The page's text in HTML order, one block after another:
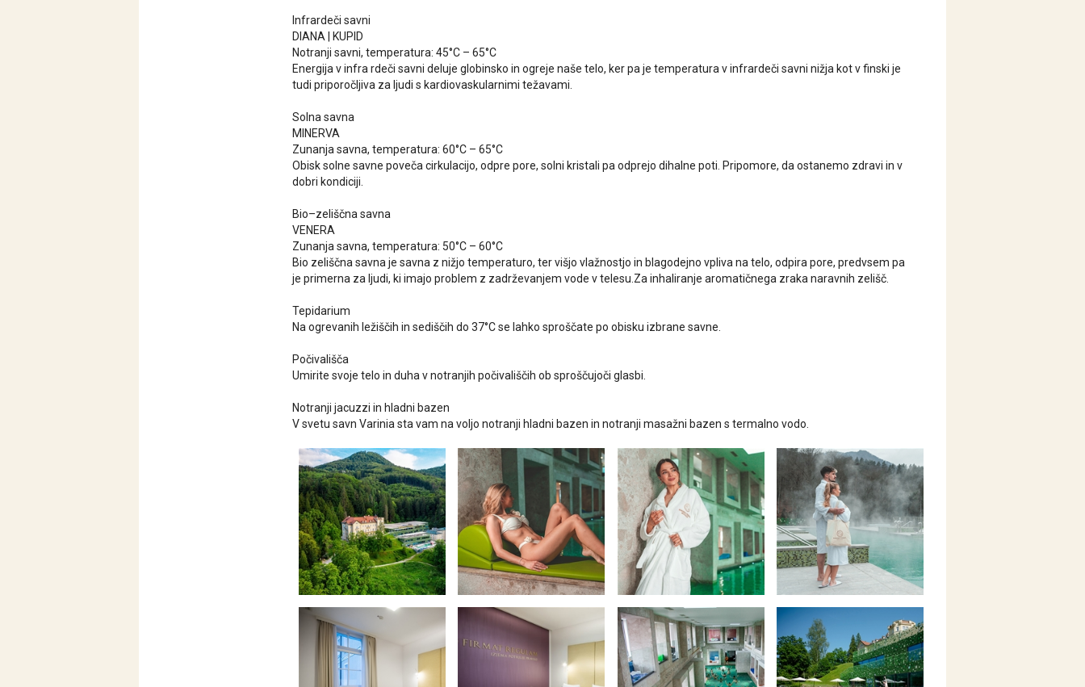
Infrardeči savni
DIANA | KUPID
Notranji savni, temperatura: 45°C – 65°C
Energija v infra rdeči savni deluje globinsko in ogreje naše telo, ker pa je temperatura v infrardeči savni nižja kot v finski je
tudi priporočljiva za ljudi s kardiovaskularnimi težavami.
Solna savna
MINERVA
Zunanja savna, temperatura: 60°C – 65°C
Obisk solne savne poveča cirkulacijo, odpre pore, solni kristali pa odprejo dihalne poti. Pripomore, da ostanemo zdravi in v
dobri kondiciji.
Bio–zeliščna savna
VENERA
Zunanja savna, temperatura: 50°C – 60°C
Bio zeliščna savna je savna z nižjo temperaturo, ter višjo vlažnostjo in blagodejno vpliva na telo, odpira pore, predvsem pa
je primerna za ljudi, ki imajo problem z zadrževanjem vode v telesu.Za inhaliranje aromatičnega zraka naravnih zelišč.
Tepidarium
Na ogrevanih ležiščih in sediščih do 37°C se lahko sproščate po obisku izbrane savne.
Počivališča
Umirite svoje telo in duha v notranjih počivališčih ob sproščujoči glasbi.
Notranji jacuzzi in hladni bazen
V svetu savn Varinia sta vam na voljo notranji hladni bazen in notranji masažni bazen s termalno vodo.